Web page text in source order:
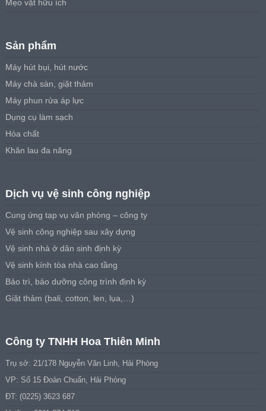
Mẹo vặt hữu ích
Sản phẩm
Máy hút bụi, hút nước
Máy chà sàn, giặt thảm
Máy phun rửa áp lực
Dụng cụ làm sạch
Hóa chất
Khăn lau đa năng
Dịch vụ vệ sinh công nghiệp
Cung ứng tạp vụ văn phòng – công ty
Vệ sinh công nghiệp sau xây dựng
Vệ sinh nhà ở dân sinh định kỳ
Vệ sinh kính tòa nhà cao tầng
Bảo trì, bảo dưỡng công trình định kỳ
Giặt thảm (bali, cotton, len, lụa,…)
Công ty TNHH Hoa Thiên Minh
Trụ sở: 21/178 Nguyễn Văn Linh, Hải Phòng
VP: Số 15 Đoàn Chuẩn, Hải Phòng
ĐT: (0225) 3623 687